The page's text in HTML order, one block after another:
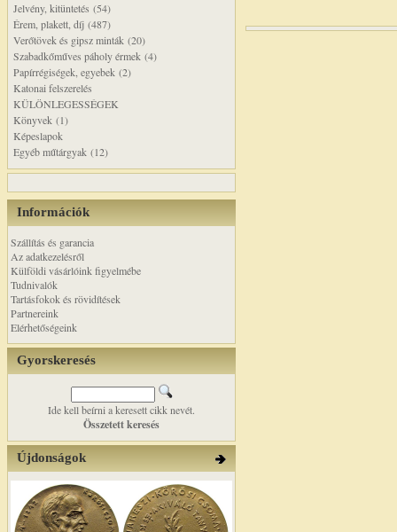
Jelvény, kitüntetés (54)
Érem, plakett, díj (487)
Verőtövek és gipsz minták (20)
Szabadkőműves páholy érmek (4)
Papírrégiségek, egyebek (2)
Katonai felszerelés
KÜLÖNLEGESSÉGEK
Könyvek (1)
Képeslapok
Egyéb műtárgyak (12)
Információk
Szállítás és garancia
Az adatkezelésről
Külföldi vásárlóink figyelmébe
Tudnivalók
Tartásfokok és rövidítések
Partnereink
Elérhetőségeink
Gyorskeresés
Ide kell beírni a keresett cikk nevét.
Összetett keresés
Újdonságok